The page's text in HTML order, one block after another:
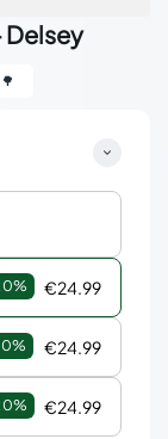
Delsey
0% €24.99
0% €24.99
0% €24.99